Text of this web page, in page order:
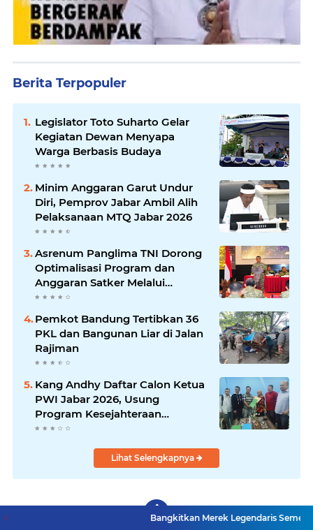
Berita Terpopuler
Legislator Toto Suharto Gelar
Kegiatan Dewan Menyapa
Warga Berbasis Budaya
Minim Anggaran Garut Undur
Diri, Pemprov Jabar Ambil Alih
Pelaksanaan MTQ Jabar 2026
Asrenum Panglima TNI Dorong
Optimalisasi Program dan
Anggaran Satker Melalui
Evaluasi Kinerja
Pemkot Bandung Tertibkan 36
PKL dan Bangunan Liar di Jalan
Rajiman
Kang Andhy Daftar Calon Ketua
PWI Jabar 2026, Usung
Program Kesejahteraan
Wartawan hingga Peluang Kerja
Lihat Selengkapnya
Bangkitkan Merek Legendaris Semen Kujang, SIG